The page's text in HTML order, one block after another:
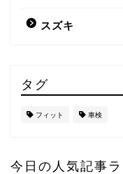
スズキ
タグ
フィット 車検
今日の人気記事